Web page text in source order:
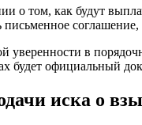
о том, как будут
письменное соглашение,
уверенности в
будет официальный
иска о